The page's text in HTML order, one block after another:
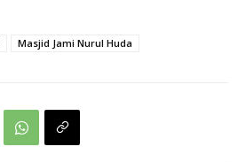
Masjid Jami Nurul Huda